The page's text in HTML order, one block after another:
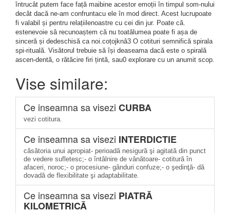
întrucât putem face față maibine acestor emoții în timpul som-nului
decât dacă ne-am confruntacu ele în mod direct. Acest lucrupoate
fi valabil și pentru relațiilenoastre cu cei din jur. Poate că.
estenevoie sâ recunoaștem că nu toatălumea poate fi așa de
sinceră și dedeschisă ca noi.coțojknâ3 O cotituri semnifică spirala
spi-rituală. Visătorul trebuie să își deaseama dacă este o spirală
ascen-dentă, o rătăcire firi țintă, sau0 explorare cu un anumit scop.
Vise similare:
Ce inseamna sa visezi CURBA
vezi cotitura.
Ce inseamna sa visezi INTERDICTIE
căsătoria unui apropiat- perioadă nesigură şi agitată din punct
de vedere sufletesc;- o întâlnire de vânătoare- cotitură în
afaceri, noroc;- o procesiune- gânduri confuze;- o şedinţă- dă
dovadă de flexibilitate şi adaptabilitate.
Ce inseamna sa visezi PIATRĂ
KILOMETRICĂ